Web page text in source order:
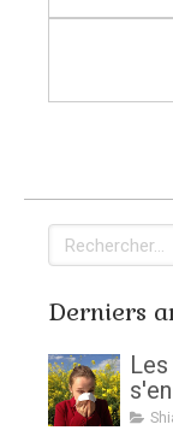
Rechercher
Derniers